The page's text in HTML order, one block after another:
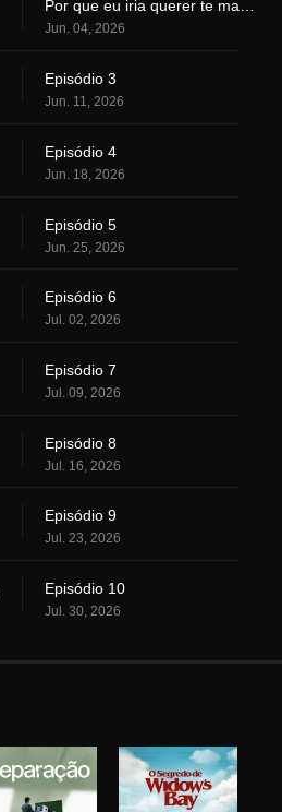
Jun. 04, 2026
Episódio 3
Jun. 11, 2026
Episódio 4
Jun. 18, 2026
Episódio 5
Jun. 25, 2026
Episódio 6
Jul. 02, 2026
Episódio 7
Jul. 09, 2026
Episódio 8
Jul. 16, 2026
Episódio 9
Jul. 23, 2026
Episódio 10
Jul. 30, 2026